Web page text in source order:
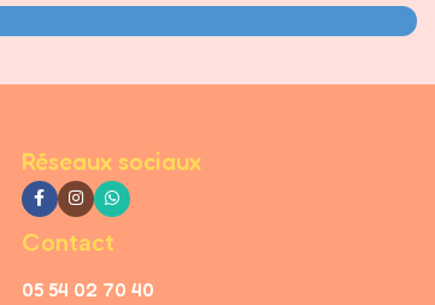
Réseaux sociaux
Contact
05 54 02 70 40